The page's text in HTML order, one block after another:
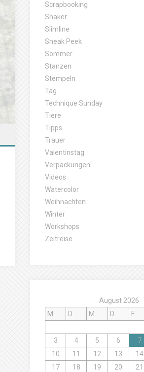
Scrapbooking
Shaker
Slimline
Sneak Peek
Sommer
Stanzen
Stempeln
Tag
Technique Sunday
Tiere
Tipps
Trauer
Valentinstag
Verpackungen
Videos
Watercolor
Weihnachten
Winter
Workshops
Zeitreise
August 2026
M
D M D F
3
4 5 6 7
10
11 12 13 14
17
18 19 20 21